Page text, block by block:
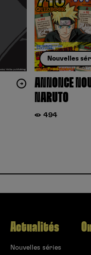
Nouvelles
ANNONCE
NARUTO
494
Actualités
Nouvelles séries